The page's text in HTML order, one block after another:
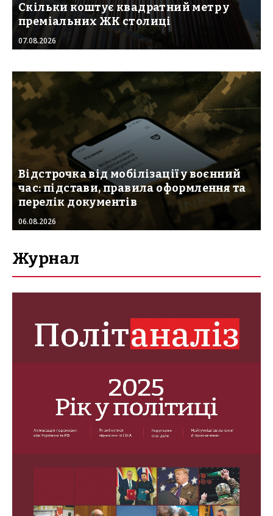
Скільки коштує квадратний метр у
преміальних ЖК столиці
07.08.2026
Відстрочка від мобілізації у воєнний
час: підстави, правила оформлення та
перелік документів
06.08.2026
Журнал